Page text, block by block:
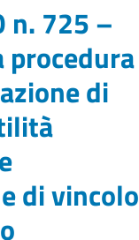
n. 725 –
procedura
di
di vincolo